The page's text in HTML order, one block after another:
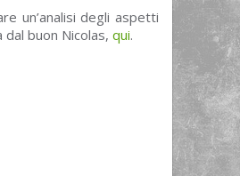
un’analisi degli aspetti
buon Nicolas, qui.